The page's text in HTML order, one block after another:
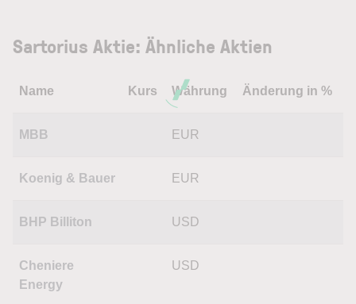
Sartorius Aktie: Ähnliche Aktien
Name Kurs Währung Änderung in %
MBB EUR
Koenig & Bauer EUR
BHP Billiton USD
Cheniere
Energy
USD